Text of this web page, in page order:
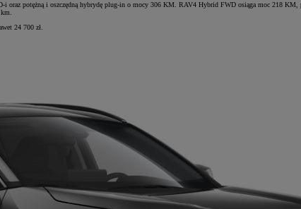
i oraz potężną i oszczędną hybrydę plug-in o mocy 306 KM. RAV4 Hybrid FWD osiąga moc 218
24 700 zł.